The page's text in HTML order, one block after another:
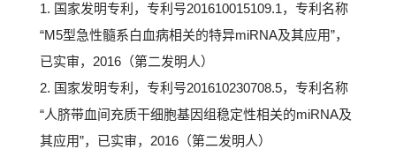
1. 国家发明专利，专利号201610015109.1，专利名称
“M5型急性髓系白血病相关的特异miRNA及其应用”，
已实审，2016（第二发明人）
2. 国家发明专利，专利号201610230708.5，专利名称
“人脐带血间充质干细胞基因组稳定性相关的miRNA及
其应用”，已实审，2016（第二发明人）